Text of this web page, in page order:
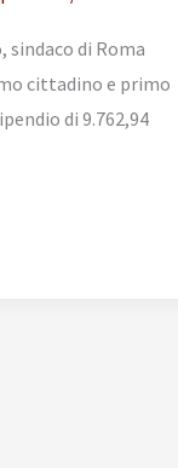
di Roma
cittadino e primo
di 9.762,94